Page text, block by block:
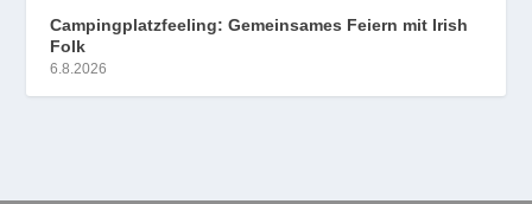
Campingplatzfeeling: Gemeinsames Feiern mit Irish
Folk
6.8.2026